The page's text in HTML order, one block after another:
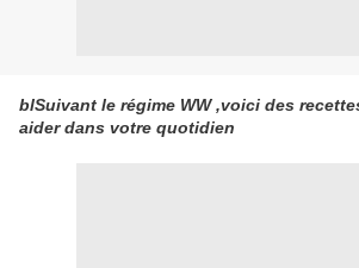
blSuivant le régime WW ,voici des
aider dans votre quotidien